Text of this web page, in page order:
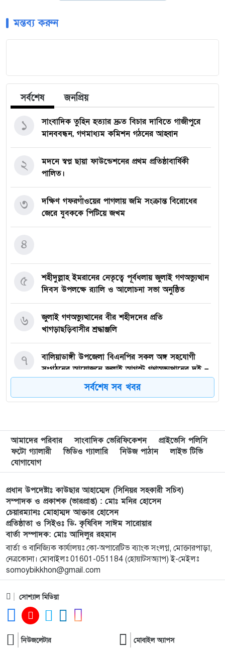
মন্তব্য করুন
সর্বশেষ জনপ্রিয়
সাংবাদিক তুহিন হত্যার দ্রুত বিচার দাবিতে গাজীপুরে
মানববন্ধন, গণমাধ্যম কমিশন গঠনের আহ্বান
১
মদনে স্বপ্ন ছায়া ফাউন্ডেশনের প্রথম প্রতিষ্ঠাবার্ষিকী
পালিত।
২
দক্ষিণ গফরগাঁওয়ের পাগলায় জমি সংক্রান্ত বিরোধের
জেরে যুবককে পিটিয়ে জখম
৩
৪
শহীদুল্লাহ ইমরানের নেতৃত্বে পূর্বধলায় জুলাই গণঅভ্যুত্থান
দিবস উপলক্ষে র‍্যালি ও আলোচনা সভা অনুষ্ঠিত
৫
জুলাই গণঅভ্যুত্থানের বীর শহীদদের প্রতি
খাগড়াছড়িবাসীর শ্রদ্ধাঞ্জলি
৬
বালিয়াডাঙ্গী উপজেলা বিএনপির সকল অঙ্গ সহযোগী
সংগঠনের আয়োজনে জুলাই আগস্ট গণঅভ্যুত্থানের দুই –
বছর পূর্তি উপলক্ষে আনন্দ মিছিল ও শোভাযাত্রা অনুষ্ঠিত,
৭
লংগাইরে মোহাইমিনুল ইসলাম জনির সমর্থনে বিশাল
উঠান বৈঠক। যোগ্যতা ও নতুন নেতৃত্বের প্রতীক জনিই
সেরা
৯
মুন্সী ছাবির উদ্দিন আহ্ম্মদ ওয়াক্ ফ এস্টেট লামকাইন
জামে মসজিদের নতুন ব্যবস্থাপনা কমিটি গঠন:
১০
পূর্বধলায় যে বিদ্যালয়ে পড়েছেন, সেই বিদ্যালয়েই এমপি
হিসেবে সংবর্ধিত মানসুরা আলম
১১
বি এনপি নেতা কে মারধর দলিল লেখক রহিছ কে প্রধান
আসামি করে থানায় অভিযোগ। ‎
১২
পানছড়িতে শিক্ষা ও ধর্মীয় প্রতিষ্ঠানে বিজিবির অনুদান
১৩
সর্বশেষ সব খবর
আমাদের পরিবার সাংবাদিক ভেরিফিকেশন
প্রাইভেসি পলিসি
ফটো গ্যালারী
ভিডিও গ্যালারি নিউজ পাঠান
লাইভ টিভি
যোগাযোগ
প্রধান উপদেষ্টাঃ কাউছার আহাম্মেদ (সিনিয়র সহকারী সচিব)
সম্পাদক ও প্রকাশক (ভারপ্রাপ্ত) : মোঃ মনির হোসেন
চেয়ারম্যানঃ মোহাম্মদ আক্তার হোসেন
প্রতিষ্ঠাতা ও সিইওঃ ডি. কৃষিবিদ সাঈম সারোয়ার
বার্তা সম্পাদক: মোঃ আদিলুর রহমান
বার্তা ও বানিজ্যিক কার্যালয়ঃ কো-অপারেটিভ ব্যাংক সংলগ্ন, মোক্তারপাড়া,
নেত্রকোনা। মোবাইলঃ 01601-051184 (হোয়াটসঅ্যাপ) ই-মেইলঃ
somoybikkhon@gmail.com
সোশ্যাল মিডিয়া
নিউজলেটার মোবাইল অ্যাপস